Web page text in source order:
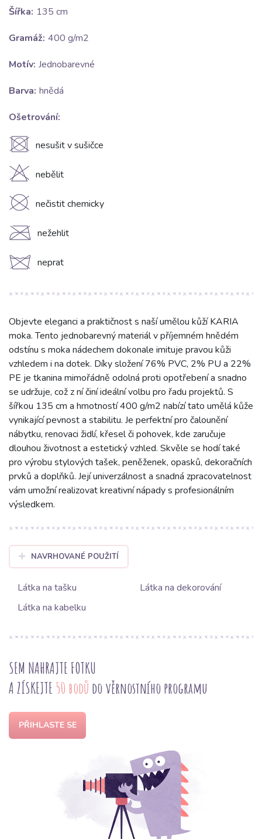
Šířka: 135 cm
Gramáž: 400 g/m2
Motív: Jednobarevné
Barva: hnědá
Ošetrování:
U nesušit v sušičce
H nebělit
K nečistit chemicky
C nežehlit
d neprat
Objevte eleganci a praktičnost s naší umělou kůží KARIA
moka. Tento jednobarevný materiál v příjemném hnědém
odstínu s moka nádechem dokonale imituje pravou kůži
vzhledem i na dotek. Díky složení 76% PVC, 2% PU a 22%
PE je tkanina mimořádně odolná proti opotřebení a snadno
se udržuje, což z ní činí ideální volbu pro řadu projektů. S
šířkou 135 cm a hmotností 400 g/m2 nabízí tato umělá kůže
vynikající pevnost a stabilitu. Je perfektní pro čalounění
nábytku, renovaci židlí, křesel či pohovek, kde zaručuje
dlouhou životnost a estetický vzhled. Skvěle se hodí také
pro výrobu stylových tašek, peněženek, opasků, dekoračních
prvků a doplňků. Její univerzálnost a snadná zpracovatelnost
vám umožní realizovat kreativní nápady s profesionálním
výsledkem.
NAVRHOVANÉ POUŽITÍ
Látka na tašku
Látka na dekorování
Látka na kabelku
SEM NAHRAJTE FOTKU
A ZÍSKEJTE 50 bodů do věrnostního programu
PŘIHLASTE SE